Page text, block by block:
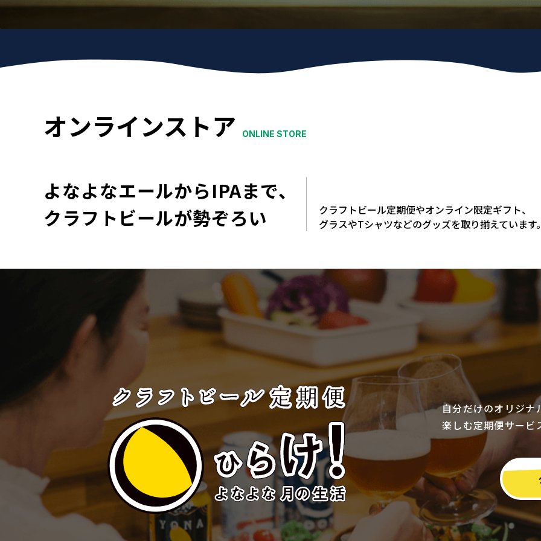
オンラインストア ONLINE STORE
よなよなエールからIPAまで、
クラフトビールが勢ぞろい
クラフトビール定期便やオンライン限定ギフト、
グラスやTシャツなどのグッズを取り揃えています
自分だけのオリジナ
楽しむ定期便サービ